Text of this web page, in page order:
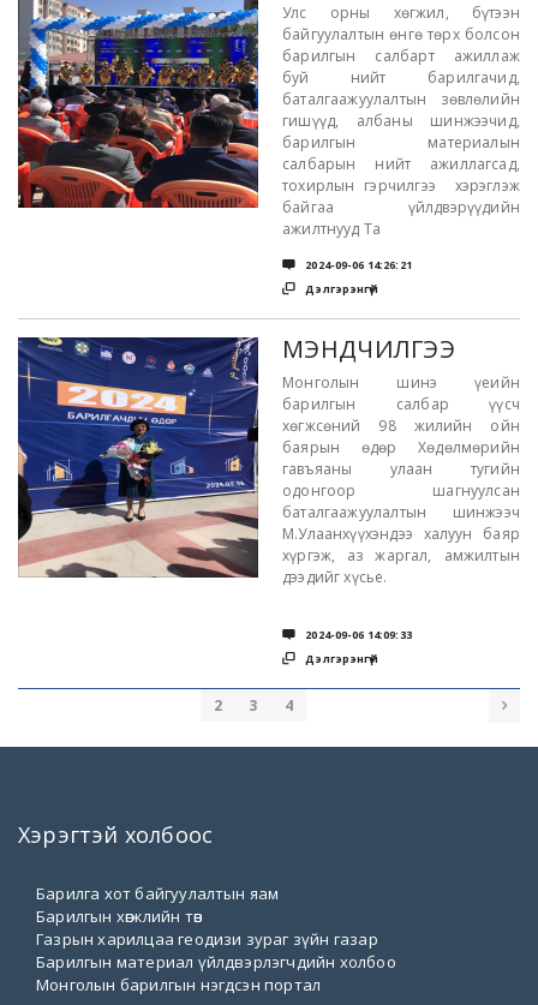
Улс орны хөгжил, бүтээн
байгуулалтын өнгө төрх болсон
барилгын салбарт ажиллаж
буй нийт барилгачид,
баталгаажуулалтын зөвлөлийн
гишүүд, албаны шинжээчид,
барилгын материалын
салбарын нийт ажиллагсад,
тохирлын гэрчилгээ хэрэглэж
байгаа үйлдвэрүүдийн
ажилтнууд Та

2024-09-06 14:26:21

Дэлгэрэнгүй
МЭНДЧИЛГЭЭ
Монголын шинэ үеийн
барилгын салбар үүсч
хөгжсөний 98 жилийн ойн
баярын өдөр Хөдөлмөрийн
гавъяаны улаан тугийн
одонгоор шагнуулсан
баталгаажуулалтын шинжээч
М.Улаанхүүхэндээ халуун баяр
хүргэж, аз жаргал, амжилтын
дээдийг хүсье.

2024-09-06 14:09:33

Дэлгэрэнгүй
2 3 4 
Хэрэгтэй холбоос
Барилга хот байгуулалтын яам
Барилгын хөгжлийн төв
Газрын харилцаа геодизи зураг зүйн газар
Барилгын материал үйлдвэрлэгчдийн холбоо
Монголын барилгын нэгдсэн портал